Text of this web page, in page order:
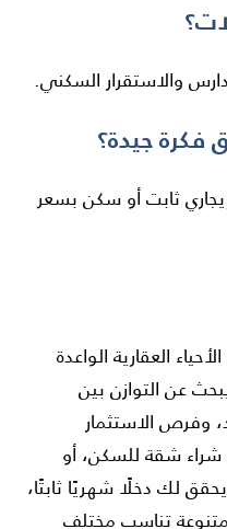
والاستقرار السكني.
جيدة؟
ثابت أو سكن بسعر
العقارية الواعدة
عن التوازن بين
وفرص الاستثمار
شقة للسكن، أو
لك دخلًا شهريًا ثابتًا،
تناسب مختلف